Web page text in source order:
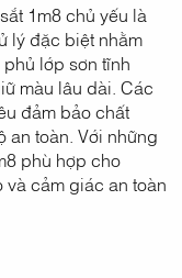
1m8 chủ yếu là
lý đặc biệt nhằm
lớp sơn tĩnh
màu lâu dài. Các
đảm bảo chất
an toàn. Với những
phù hợp cho
cảm giác an toàn